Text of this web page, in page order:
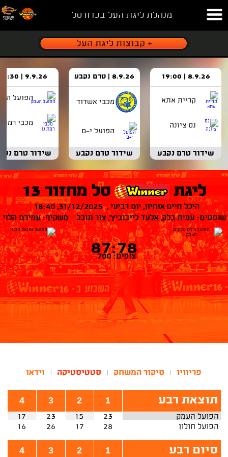
מנהלת ליגת העל בכדורסל
8.9.26 | 19:00
קריית אתא
נס ציונה
שידור טרם נקבע
8.9.26 | טרם נקבע
מכבי אשדוד
הפועל י-ם
שידור טרם נקבע
9.9.26 | 18:30
הפועל
מכבי רמת
שידור טרם
ליגת סל מחזור 13
היכל חיים אוחיון, יום רביעי , 31/12/2025, 18:40
שופטים: עמית בלק, אלעד לייבוביץ', צור תובל משקיף: עמירם הלוי
87:78
צופים: 700
פריוויו סיקור המשחק סטטיסטיקה וידאו
תוצאת רבע 1
2
3
4
הפועל העמק 23
15
23
17
הפועל חולון
28
17
26
16
סיום רבע 1
2
3
4